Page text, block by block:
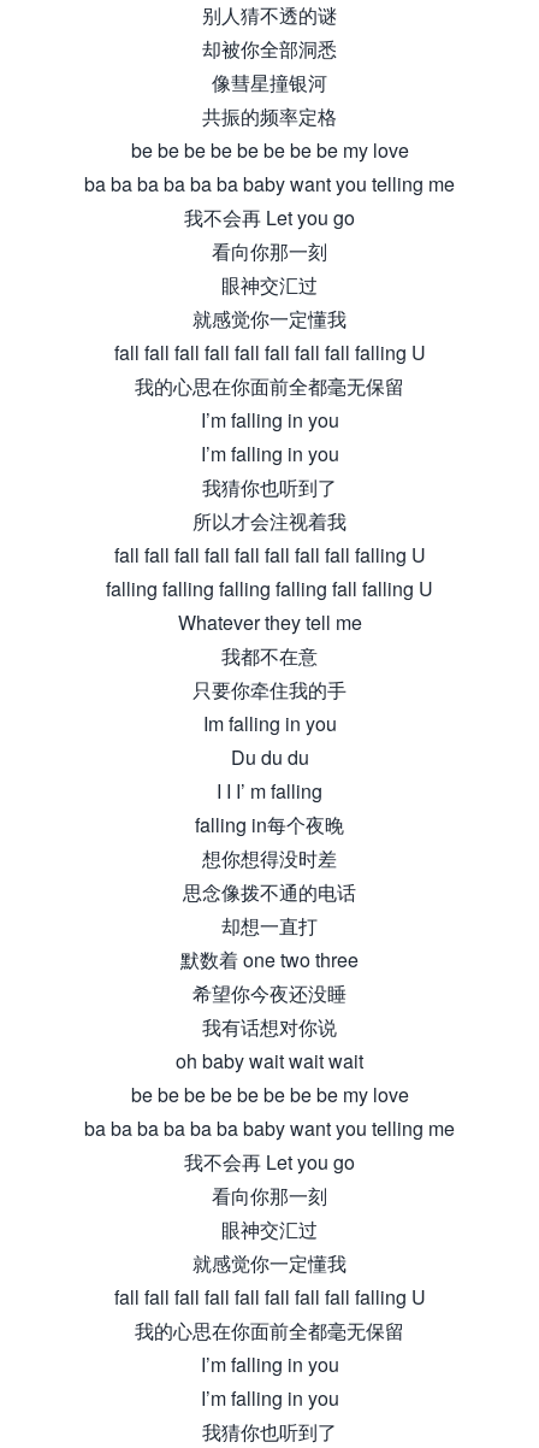
别人猜不透的谜
却被你全部洞悉
像彗星撞银河
共振的频率定格
be be be be be be be be my love
ba ba ba ba ba ba baby want you telling me
我不会再 Let you go
看向你那一刻
眼神交汇过
就感觉你一定懂我
fall fall fall fall fall fall fall fall falling U
我的心思在你面前全都毫无保留
I’m falling in you
I’m falling in you
我猜你也听到了
所以才会注视着我
fall fall fall fall fall fall fall fall falling U
falling falling falling falling fall falling U
Whatever they tell me
我都不在意
只要你牵住我的手
Im falling in you
Du du du
I I I’ m falling
falling in每个夜晚
想你想得没时差
思念像拨不通的电话
却想一直打
默数着 one two three
希望你今夜还没睡
我有话想对你说
oh baby wait wait wait
be be be be be be be be my love
ba ba ba ba ba ba baby want you telling me
我不会再 Let you go
看向你那一刻
眼神交汇过
就感觉你一定懂我
fall fall fall fall fall fall fall fall falling U
我的心思在你面前全都毫无保留
I’m falling in you
I’m falling in you
我猜你也听到了